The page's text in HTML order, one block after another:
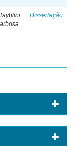
Dissertação